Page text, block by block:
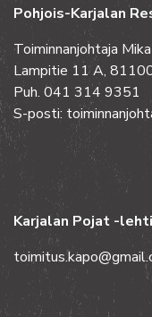
Pohjois-Karjalan
Toiminnanjohtaja
Lampitie 11 A,
Puh. 041 314 9351
S-posti:
Karjalan Pojat -lehti